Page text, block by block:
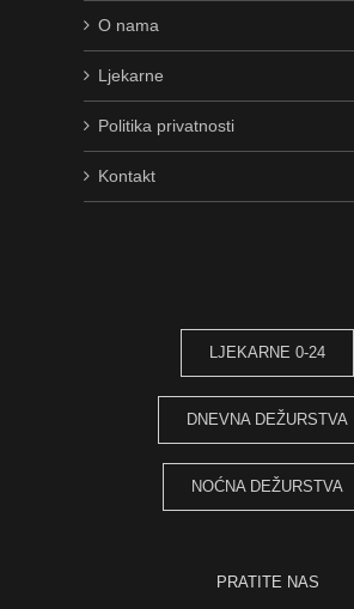
O nama
Ljekarne
Politika privatnosti
Kontakt
LJEKARNE 0-24
DNEVNA DEŽURSTVA
NOĆNA DEŽURSTVA
PRATITE NAS